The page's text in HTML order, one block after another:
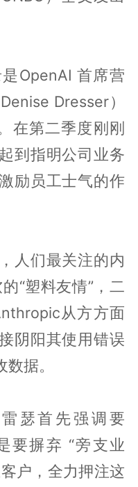
OpenAI 首席营
Dresser）
在第二季度刚刚
到指明公司业务
励员工士气的作
人们最关注的内
“塑料友情”，二
从方方面
阴阳其使用错误
据。
瑟首先强调要
要摒弃 “旁支业
户，全力押注这